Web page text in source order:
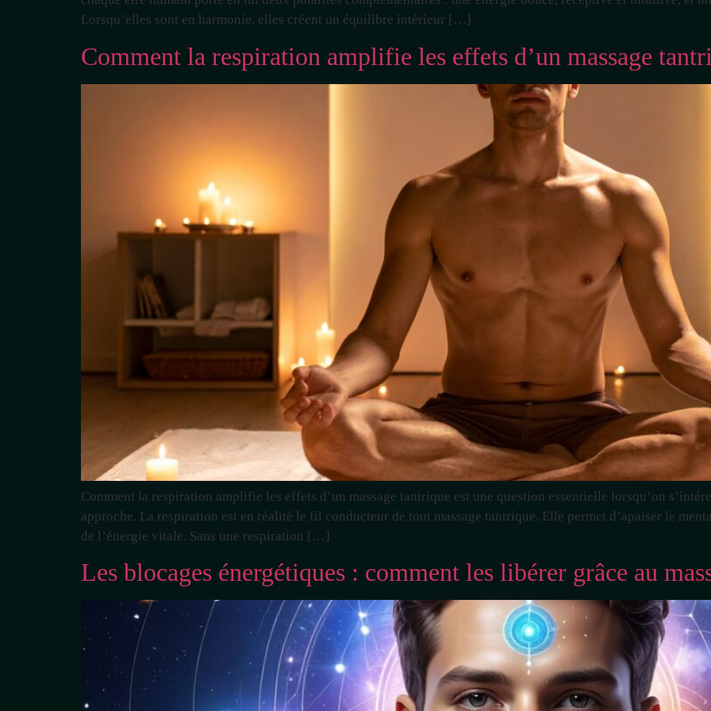
Lorsqu’elles sont en harmonie, elles créent un équilibre intérieur […]
Comment la respiration amplifie les effets d’un massage
Comment la respiration amplifie les effets d’un massage tantrique est une question essentielle lorsqu’on
approche. La respiration est en réalité le fil conducteur de tout massage tantrique. Elle permet d’apaiser le
de l’énergie vitale. Sans une respiration […]
Les blocages énergétiques : comment les libérer grâce au